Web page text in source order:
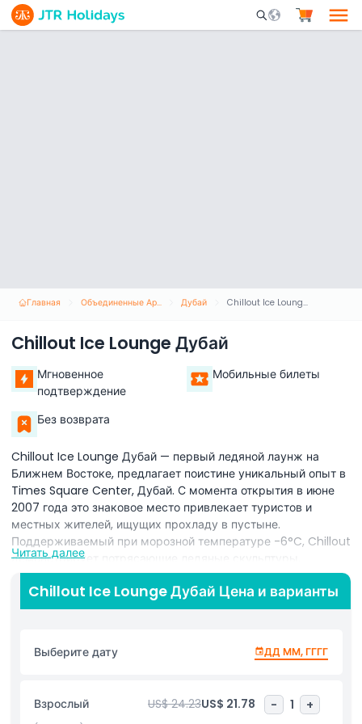
Mobile Search
Главная Объединенные Арабские Эмираты Дубай Chillout Ice Lounge Дубай
Chillout Ice Lounge Дубай
Мгновенное
подтверждение
Мобильные билеты
Без возврата
Chillout Ice Lounge Дубай — первый ледяной лаунж на
Ближнем Востоке, предлагает поистине уникальный опыт в
Times Square Center, Дубай. С момента открытия в июне
2007 года это знаковое место привлекает туристов и
местных жителей, ищущих прохладу в пустыне.
Поддерживаемый при морозной температуре -6°C, Chillout
демонстрирует потрясающие ледяные скульптуры,
атмосферное светодиодное освещение и ледяные сиденья,
создавая магическую атмосферу ниже нуля. По прибытии
гостям выдают термодоспехи, включая парку с капюшоном,
температурой 5°C помогает посетителям
акклиматизироваться перед входом в лаунж. Это
комфорт и безопасность в экстремально холодных
условиях. Интерьер Chillout Ice Lounge выполнен из льда,
Читать далее
Chillout Ice Lounge Дубай Цена и варианты
Выберите дату ДД ММ, ГГГГ
Взрослый US$ 24.23US$ 21.78 - 1 +